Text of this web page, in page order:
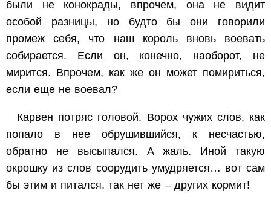
были не конокрады, впрочем, она не видит
особой разницы, но будто бы они говорили
промеж себя, что наш король вновь воевать
собирается. Если он, конечно, наоборот, не
мирится. Впрочем, как же он может помириться,
если еще не воевал?
Карвен потряс головой. Ворох чужих слов, как
попало в нее обрушившийся, к несчастью,
обратно не высыпался. А жаль. Иной такую
окрошку из слов соорудить умудряется… вот сам
бы этим и питался, так нет же – других кормит!